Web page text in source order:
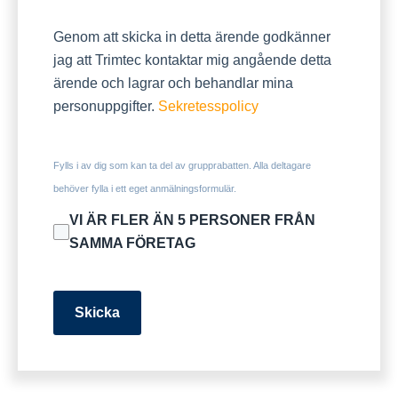
Genom att skicka in detta ärende godkänner
jag att Trimtec kontaktar mig angående detta
ärende och lagrar och behandlar mina
personuppgifter. Sekretesspolicy
Fylls i av dig som kan ta del av grupprabatten. Alla deltagare
behöver fylla i ett eget anmälningsformulär.
VI ÄR FLER ÄN 5 PERSONER FRÅN
SAMMA FÖRETAG
Skicka